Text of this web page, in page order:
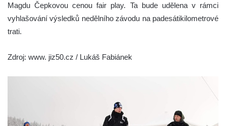
Magdu Čepkovou cenou fair play. Ta bude udělena v rámci
vyhlašování výsledků nedělního závodu na padesátikilometrové
trati.
Zdroj: www. jiz50.cz / Lukáš Fabiánek